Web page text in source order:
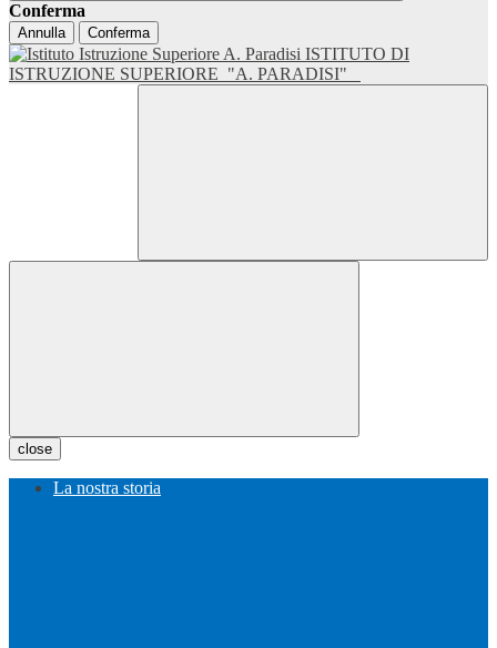
Conferma
Annulla Conferma
ISTITUTO DI
ISTRUZIONE SUPERIORE "A. PARADISI"
close
La nostra storia